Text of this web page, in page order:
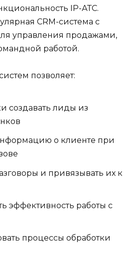
IP-АТС.
CRM-система с
управления продажами,
работой.
позволяет:
создавать лиды из
о клиенте при
и привязывать их к
эффективность работы с
процессы обработки